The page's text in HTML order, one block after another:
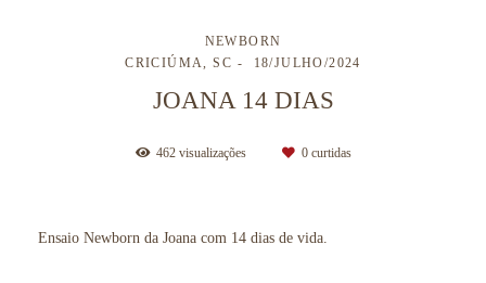
NEWBORN
CRICIÚMA, SC
18/JULHO/2024
JOANA 14 DIAS
462visualizações 0curtidas
Ensaio Newborn da Joana com 14 dias de vida.